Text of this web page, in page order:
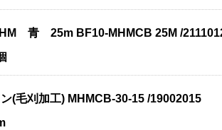
青 25m BF10-MHMCB 25M /
(毛刈加工) MHMCB-30-15 /19002015